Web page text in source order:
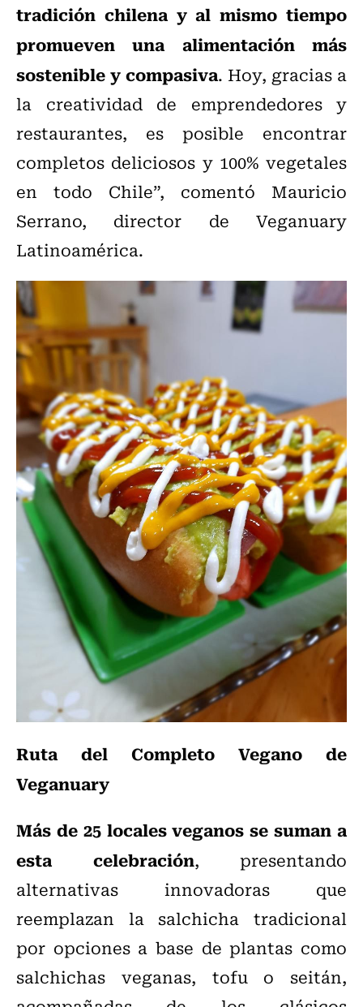
tradición chilena y al mismo tiempo
promueven una alimentación más
sostenible y compasiva. Hoy, gracias a
la creatividad de emprendedores y
restaurantes, es posible encontrar
completos deliciosos y 100% vegetales
en todo Chile”, comentó Mauricio
Serrano, director de Veganuary
Latinoamérica.
Ruta del Completo Vegano de
Veganuary
Más de 25 locales veganos se suman a
esta celebración, presentando
alternativas innovadoras que
reemplazan la salchicha tradicional
por opciones a base de plantas como
salchichas veganas, tofu o seitán,